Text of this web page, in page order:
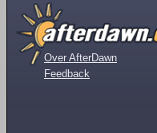
Over AfterDawn
Feedback